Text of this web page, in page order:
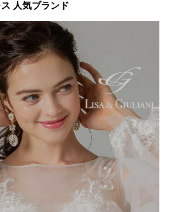
人気ブランド